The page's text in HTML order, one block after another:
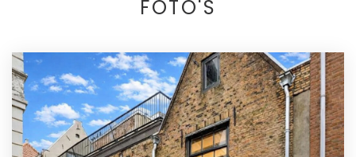
FOTO'S